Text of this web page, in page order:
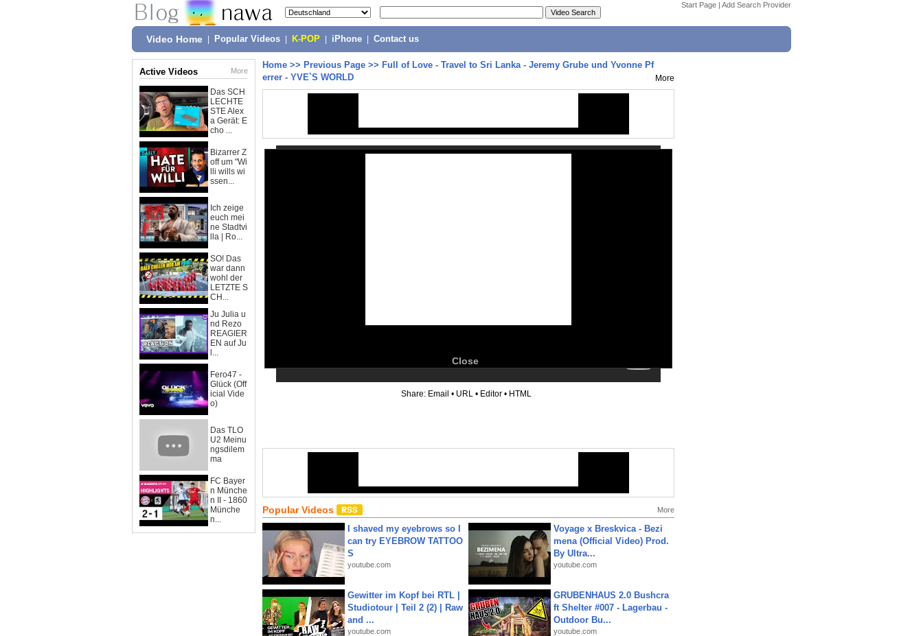
Start Page | Add Search Provider
Video Home Popular Videos K-POP iPhone Contact us
Active Videos More
Das SCH
LECHTE
STE Alex
a Gerät: E
cho ...
Bizarrer Z
off um "Wi
lli wills wi
ssen...
Ich zeige
euch mei
ne Stadtvi
lla | Ro...
SO! Das
war dann
wohl der
LETZTE S
CH...
Ju Julia u
nd Rezo
REAGIER
EN auf Ju
l...
Fero47 -
Glück (Off
icial Vide
o)
Das TLO
U2 Meinu
ngsdilem
ma
FC Bayer
n Münche
n II - 1860
Münche
n...
Home >> Previous Page >> Full of Love - Travel to Sri Lanka - Jeremy Grube und Yvonne Pf
errer - YVE`S WORLD
More
Close
Share: Email • URL • Editor • HTML
Popular Videos More
I shaved my eyebrows so I
can try EYEBROW TATTOO
S
youtube.com
Voyage x Breskvica - Bezi
mena (Official Video) Prod.
By Ultra...
youtube.com
Gewitter im Kopf bei RTL |
Studiotour | Teil 2 (2) | Raw
and ...
youtube.com
GRUBENHAUS 2.0 Bushcra
ft Shelter #007 - Lagerbau -
Outdoor Bu...
youtube.com